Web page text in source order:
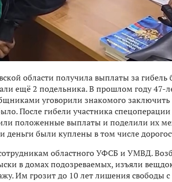
области получила выплаты за
ещё 2 подельника. В прошлом году 47-
уговорили знакомого
После гибели участника спецоперации
положенные выплаты и поделили их
деньги были куплены в том числе
областного УФСБ и УМВД.
в домах подозреваемых, изъяли
Им грозит до 10 лет лишения